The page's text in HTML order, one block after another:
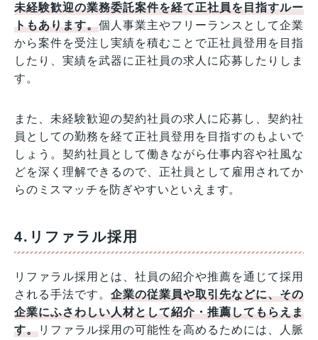
未経験歓迎の業務委託案件を経て正社員を目指すルー
トもあります。個人事業主やフリーランスとして企業
から案件を受注し実績を積むことで正社員登用を目指
したり、実績を武器に正社員の求人に応募したりしま
す。
また、未経験歓迎の契約社員の求人に応募し、契約社
員としての勤務を経て正社員登用を目指すのもよいで
しょう。契約社員として働きながら仕事内容や社風な
どを深く理解できるので、正社員として雇用されてか
らのミスマッチを防ぎやすいといえます。
4.リファラル採用
リファラル採用とは、社員の紹介や推薦を通じて採用
される手法です。企業の従業員や取引先などに、その
企業にふさわしい人材として紹介・推薦してもらえま
す。リファラル採用の可能性を高めるためには、人脈